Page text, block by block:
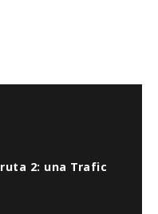
2: una Trafic